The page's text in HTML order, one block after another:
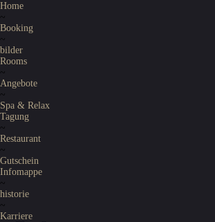
Home
~
Booking
~
bilder
Rooms
~
Angebote
~
Spa & Relax
Tagung
~
Restaurant
~
Gutschein
Infomappe
~
historie
~
Karriere